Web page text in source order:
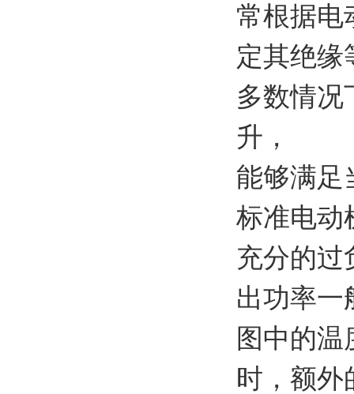
常根据电
定其绝缘
多数情况
升，
能够满足
标准电动
充分的过
出功率一
图中的
时，额外